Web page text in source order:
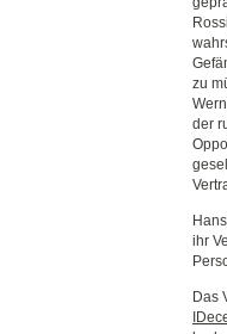
zu
der
ihr
Das